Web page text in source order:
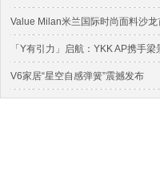
Value Milan米兰国际时尚面料沙
「Y有引力」启航：YKK AP携手
V6家居“星空自感弹簧”震撼发布